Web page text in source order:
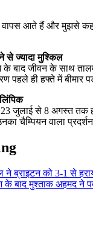
वापस आते हैं और मुझसे
से ज्यादा मुश्किल
के बाद जीवन के साथ
पहले ही हफ्ते में बीमार
जुलाई से 8 अगस्त तक
चैम्पियन वाला
ब्राइटन को 3-1 से
मुश्ताक अहमद ने पद